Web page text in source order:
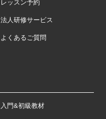
レッスン予約
法人研修サービス
よくあるご質問
入門&初級教材